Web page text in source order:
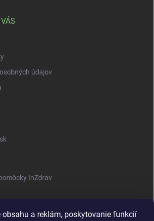
obsahu a reklám, poskytovanie funkcií
údajov
InZdrav